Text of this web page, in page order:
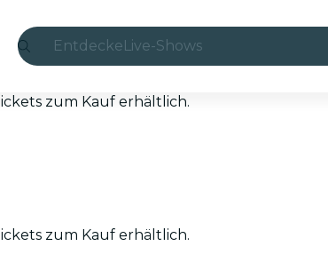
EntdeckeLive-Shows
São Paulo
zum Kauf erhältlich.
zum Kauf erhältlich.